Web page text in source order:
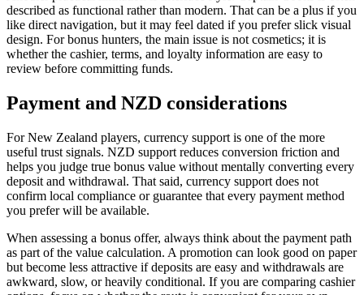
described as functional rather than modern. That can be a plus if you
like direct navigation, but it may feel dated if you prefer slick visual
design. For bonus hunters, the main issue is not cosmetics; it is
whether the cashier, terms, and loyalty information are easy to
review before committing funds.
Payment and NZD considerations
For New Zealand players, currency support is one of the more
useful trust signals. NZD support reduces conversion friction and
helps you judge true bonus value without mentally converting every
deposit and withdrawal. That said, currency support does not
confirm local compliance or guarantee that every payment method
you prefer will be available.
When assessing a bonus offer, always think about the payment path
as part of the value calculation. A promotion can look good on paper
but become less attractive if deposits are easy and withdrawals are
awkward, slow, or heavily conditional. If you are comparing cashier